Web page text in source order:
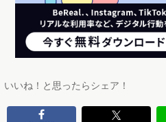
いいね！と思ったらシェア！